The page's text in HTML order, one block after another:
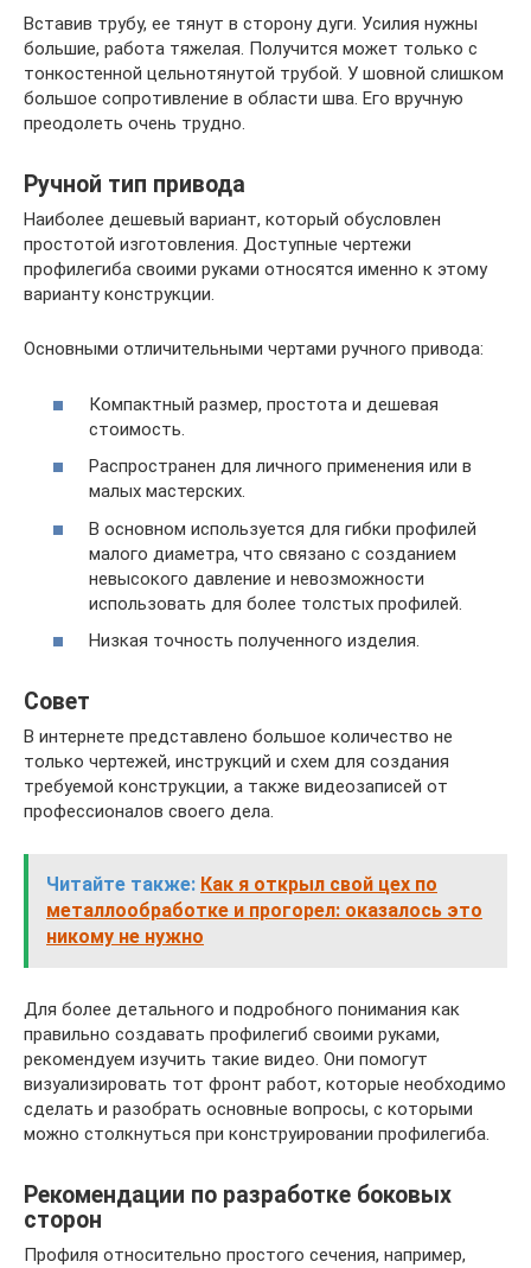
Вставив трубу, ее тянут в сторону дуги. Усилия нужны
большие, работа тяжелая. Получится может только с
тонкостенной цельнотянутой трубой. У шовной слишком
большое сопротивление в области шва. Его вручную
преодолеть очень трудно.
Ручной тип привода
Наиболее дешевый вариант, который обусловлен
простотой изготовления. Доступные чертежи
профилегиба своими руками относятся именно к этому
варианту конструкции.
Основными отличительными чертами ручного привода:
Компактный размер, простота и дешевая
стоимость.
Распространен для личного применения или в
малых мастерских.
В основном используется для гибки профилей
малого диаметра, что связано с созданием
невысокого давление и невозможности
использовать для более толстых профилей.
Низкая точность полученного изделия.
Совет
В интернете представлено большое количество не
только чертежей, инструкций и схем для создания
требуемой конструкции, а также видеозаписей от
профессионалов своего дела.
Читайте также: Как я открыл свой цех по
металлообработке и прогорел: оказалось это
никому не нужно
Для более детального и подробного понимания как
правильно создавать профилегиб своими руками,
рекомендуем изучить такие видео. Они помогут
визуализировать тот фронт работ, которые необходимо
сделать и разобрать основные вопросы, с которыми
можно столкнуться при конструировании профилегиба.
Рекомендации по разработке боковых
сторон
Профиля относительно простого сечения, например,